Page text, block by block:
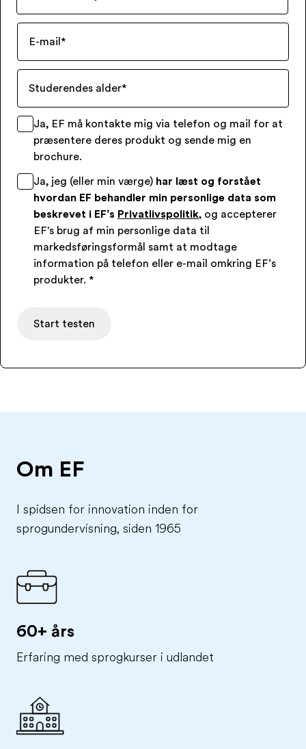
E-mail *
Studerendes alder*
Ja, EF må kontakte mig via telefon og mail for at
præsentere deres produkt og sende mig en
brochure.
Ja, jeg (eller min værge) har læst og forstået
hvordan EF behandler min personlige data som
beskrevet i EF’s Privatlivspolitik, og accepterer
EF's brug af min personlige data til
markedsføringsformål samt at modtage
information på telefon eller e-mail omkring EF’s
produkter. *
Start testen
Om EF
I spidsen for innovation inden for
sprogundervisning, siden 1965
60+ års
Erfaring med sprogkurser i udlandet